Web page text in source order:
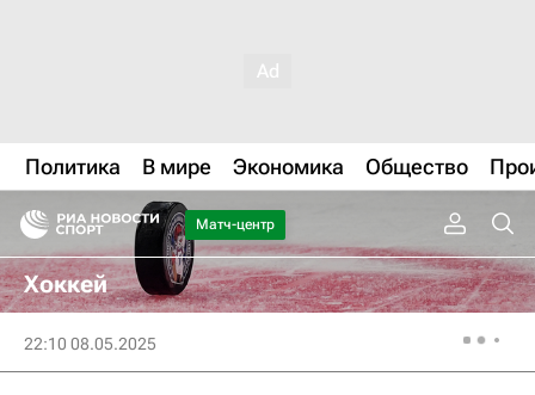
Политика В мире Экономика Общество
Матч-центр
Хоккей
22:10 08.05.2025